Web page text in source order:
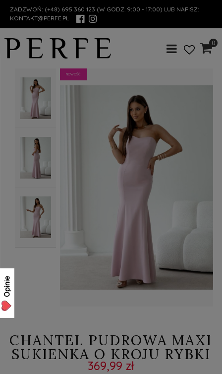
ZADZWOŃ: (+48) 695 360 123 (W GODZ. 9:00 - 17:00) LUB NAPISZ:
KONTAKT@PERFE.PL
0
NOWOŚĆ
CHANTEL PUDROWA MAXI
SUKIENKA O KROJU RYBKI
369,99 zł
Opinie